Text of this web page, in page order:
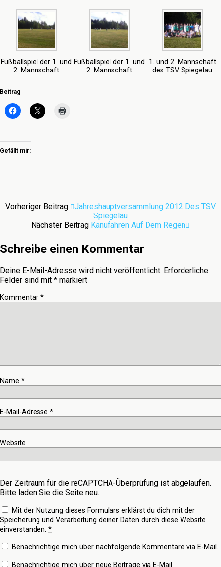
Fußballspiel der 1. und
2. Mannschaft
Fußballspiel der 1. und
2. Mannschaft
1. und 2. Mannschaft
des TSV Spiegelau
Beitrag
Gefällt mir:
Vorheriger Beitrag
Jahreshauptversammlung 2012 Des TSV
Spiegelau
Nächster Beitrag Kanufahren Auf Dem Regen
Schreibe einen Kommentar
Deine E-Mail-Adresse wird nicht veröffentlicht. Erforderliche
Felder sind mit * markiert
Kommentar *
Name *
E-Mail-Adresse *
Website
Der Zeitraum für die reCAPTCHA-Überprüfung ist abgelaufen.
Bitte laden Sie die Seite neu.
Mit der Nutzung dieses Formulars erklärst du dich mit der
Speicherung und Verarbeitung deiner Daten durch diese Website
einverstanden. *
Benachrichtige mich über nachfolgende Kommentare via E-Mail.
Benachrichtige mich über neue Beiträge via E-Mail.